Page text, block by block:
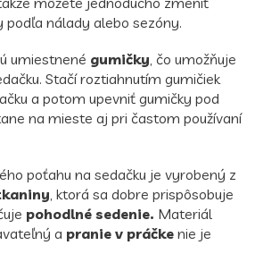
podľa nálady alebo sezóny.
umiestnené gumičky , čo umožňuje
Stačí roztiahnutím gumičiek
a potom upevniť gumičky pod
na mieste aj pri častom používaní
poťahu na sedačku je vyrobený z
, ktorá sa dobre prispôsobuje
pohodlné sedenie. Materiál
a pranie v práčke nie je